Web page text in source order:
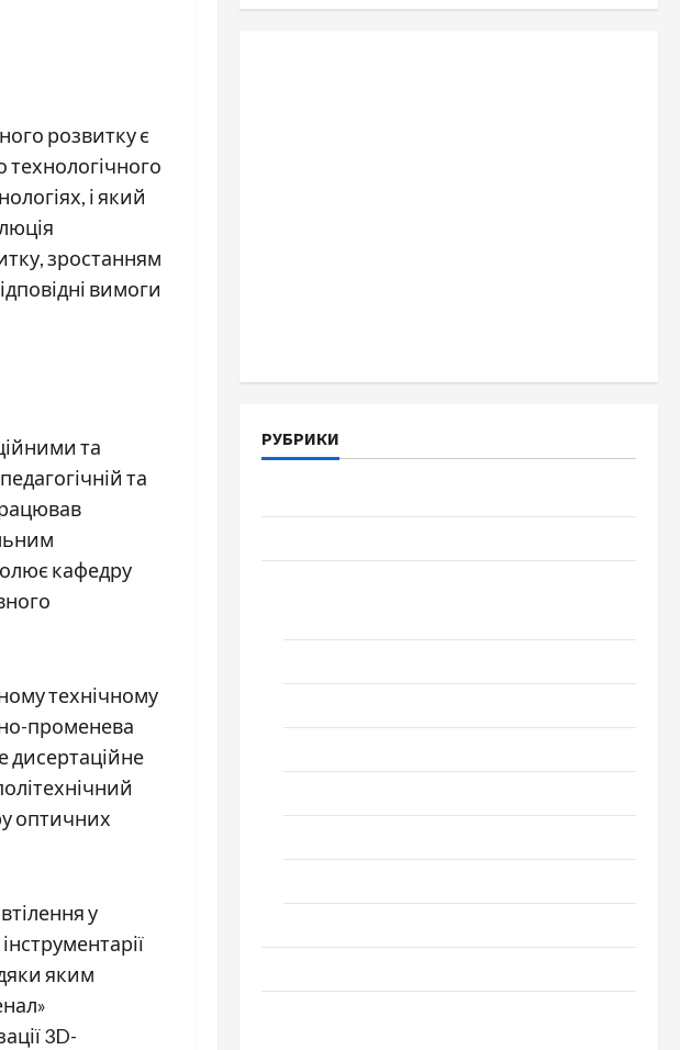
розвитку є
технологічного
і який
зростанням
вимоги
та
та
кафедру
технічному
променева
дисертаційне
оптичних
у
яким
3D­
РУБРИКИ